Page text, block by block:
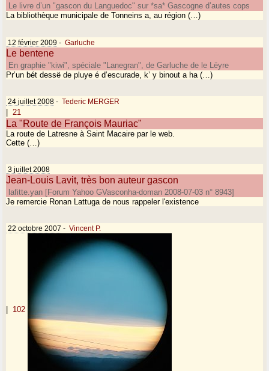
Le livre d’un "gascon du Languedoc" sur *sa* Gascogne d’autes cops
La bibliothèque municipale de Tonneins a, au région (…)
12 février 2009 - Garluche
Le bentene
En graphie "kiwi", spéciale "Lanegran", de Garluche de le Lëyre
Pr’un bét dessë de pluye é d’escurade, k’ y binout a ha (…)
24 juillet 2008 - Tederic MERGER
21
La "Route de François Mauriac"
La route de Latresne à Saint Macaire par le web.
Cette (…)
3 juillet 2008
Jean-Louis Lavit, très bon auteur gascon
lafitte.yan [Forum Yahoo GVasconha-doman 2008-07-03 n° 8943]
Je remercie Ronan Lattuga de nous rappeler l'existence
22 octobre 2007 - Vincent P.
102